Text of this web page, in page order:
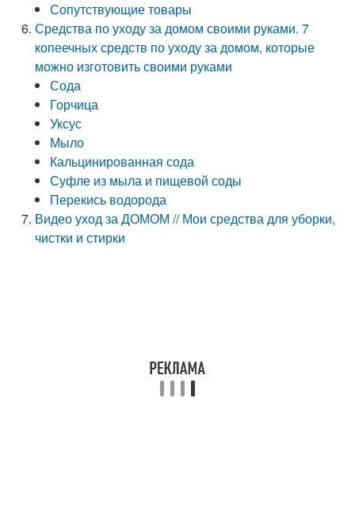
Сопутствующие товары
Средства по уходу за домом своими руками. 7
копеечных средств по уходу за домом, которые
можно изготовить своими руками
Сода
Горчица
Уксус
Мыло
Кальцинированная сода
Суфле из мыла и пищевой соды
Перекись водорода
Видео уход за ДОМОМ // Мои средства для уборки,
чистки и стирки